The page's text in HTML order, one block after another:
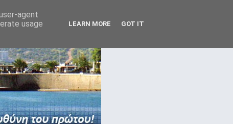
agent
usage
LEARN MORE GOT IT